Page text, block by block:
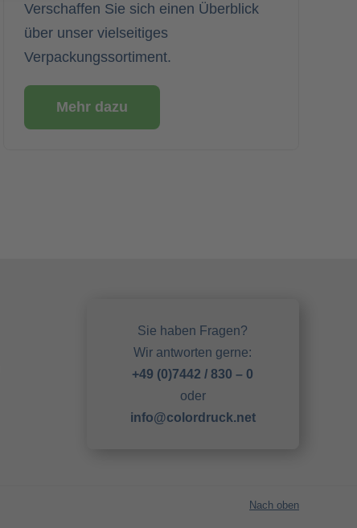
Verschaffen Sie sich einen Überblick
über unser vielseitiges
Verpackungssortiment.
Mehr dazu
Sie haben Fragen?
Wir antworten gerne:
+49 (0)7442 / 830 – 0
oder
info@colordruck.net
Nach oben